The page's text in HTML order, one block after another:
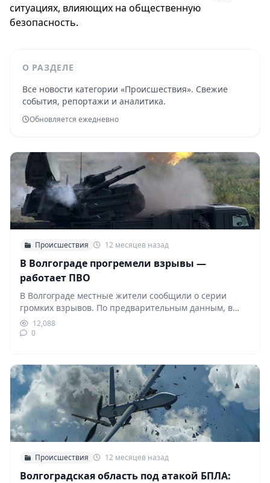
ситуациях, влияющих на общественную
безопасность.
О РАЗДЕЛЕ
Все новости категории «Происшествия». Свежие
события, репортажи и аналитика.
Обновляется ежедневно
Происшествия 12 месяцев назад
В Волгограде прогремели взрывы —
работает ПВО
В Волгограде местные жители сообщили о серии
громких взрывов. По предварительным данным, в
городе и…
12,088
0
Происшествия 12 месяцев назад
Волгоградская область под атакой БПЛА: